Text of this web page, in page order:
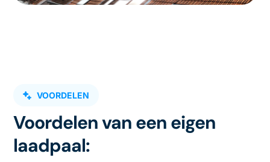
VOORDELEN
Voordelen van een eigen
laadpaal: